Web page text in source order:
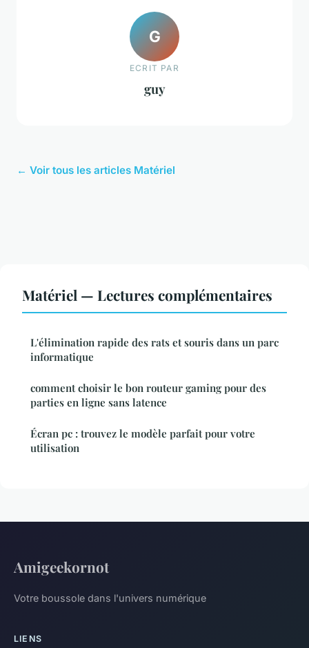
G
ECRIT PAR
guy
← Voir tous les articles Matériel
Matériel — Lectures complémentaires
L'élimination rapide des rats et souris dans un parc
informatique
comment choisir le bon routeur gaming pour des
parties en ligne sans latence
Écran pc : trouvez le modèle parfait pour votre
utilisation
Amigeekornot
Votre boussole dans l'univers numérique
LIENS